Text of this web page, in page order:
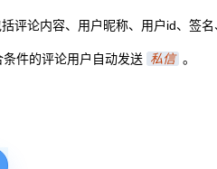
评论内容、用户昵称、用户id、签名
件的评论用户自动发送 私信 。